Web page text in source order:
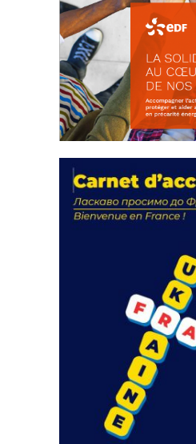
actions
18 septembre 2023
FEUILLETER